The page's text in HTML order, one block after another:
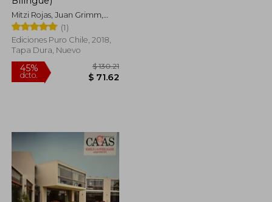
$ 27.46
Mitzi Rojas, Juan Grimm,
Mathias Klotz, Aniket
Bhagwat, Claudia Pertuzé
(1)
Ediciones Puro Chile, 2018,
Tapa Dura, Nuevo
dcto.